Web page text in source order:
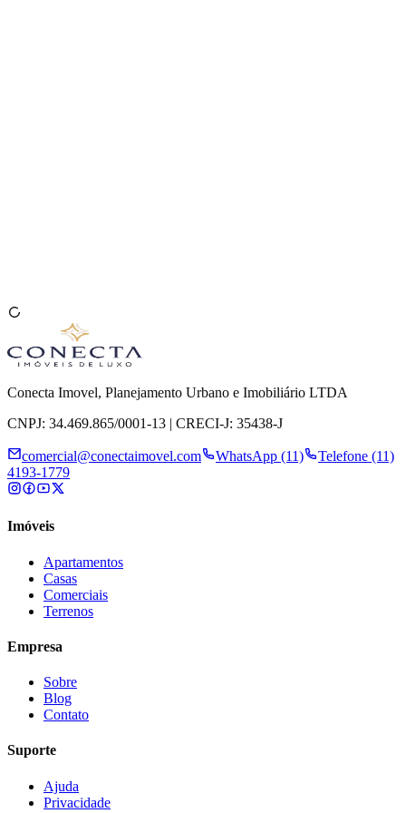
Conecta Imovel, Planejamento Urbano e Imobiliário LTDA
CNPJ: 34.469.865/0001-13 | CRECI-J: 35438-J
comercial@conectaimovel.com WhatsApp (11)
Telefone (11)
4193-1779
Imóveis
Apartamentos
Casas
Comerciais
Terrenos
Empresa
Sobre
Blog
Contato
Suporte
Ajuda
Privacidade